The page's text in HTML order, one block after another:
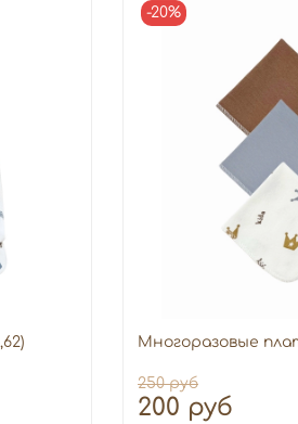
-20%
Многоразовые
250 руб
200 руб